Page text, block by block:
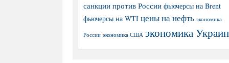
санкции против России фьючерсы на Brent
фьючерсы на WTI цены на нефть экономика
России экономика США экономика